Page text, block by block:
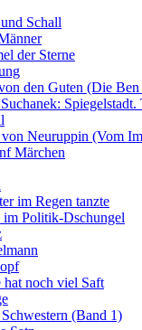
Schall
der Sterne
den Guten (Die
Neuruppin (Vom
Märchen
im Regen tanzte
Politik-Dschungel
noch viel Saft
(Band 1)